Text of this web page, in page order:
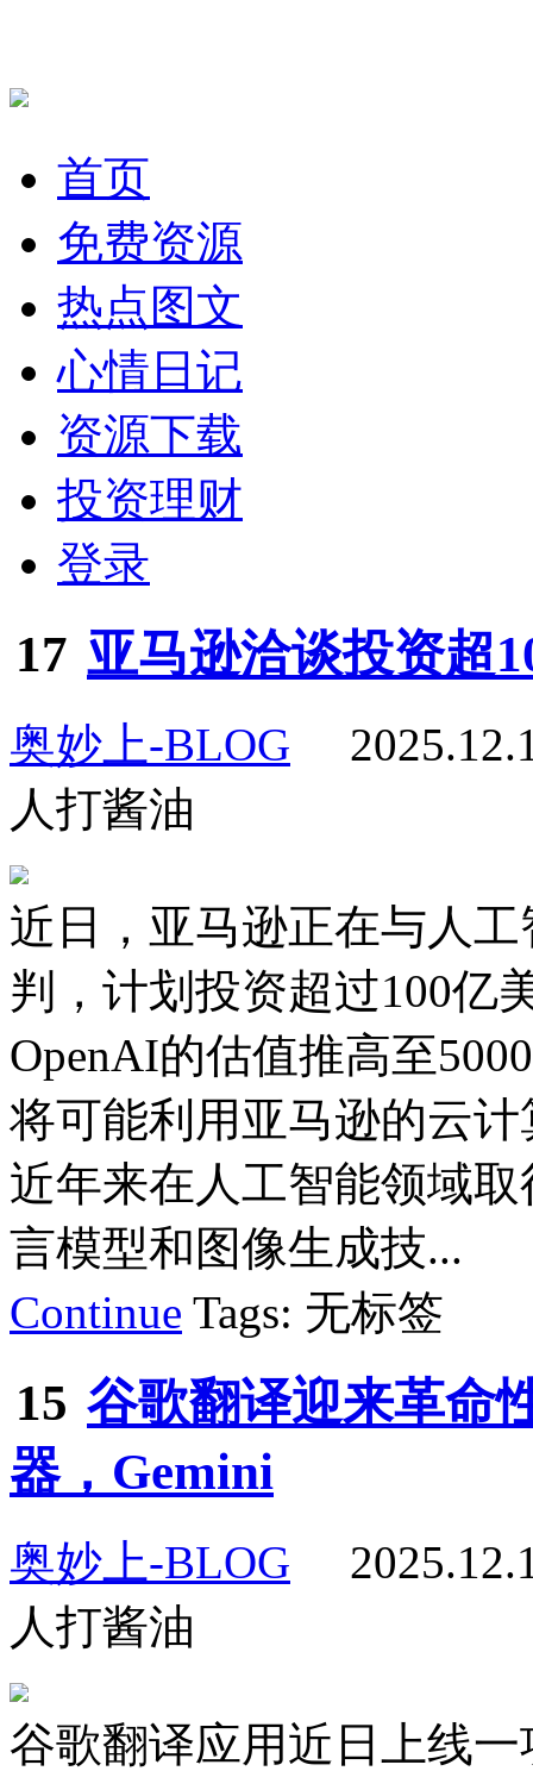
首页
免费资源
热点图文
心情日记
资源下载
投资理财
登录
17 亚马逊洽谈投资超
奥妙上-BLOG
人打酱油
近日，亚马逊正在与人
判，计划投资超过100亿
OpenAI的估值推高至
将可能利用亚马逊的云
近年来在人工智能领域
言模型和图像生成技...
Continue Tags: 无标签
15 谷歌翻译迎来革命
器，Gemini
奥妙上-BLOG
人打酱油
谷歌翻译应用近日上线